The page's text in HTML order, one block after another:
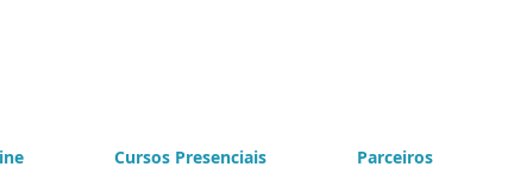
Cursos Presenciais Parceiros